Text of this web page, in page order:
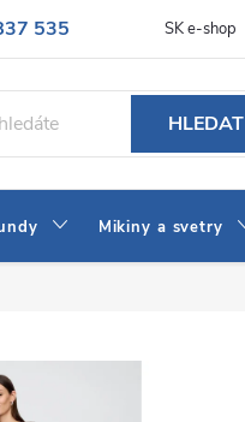
535
shop.cz
Naše prodejna Blog
SK e-shop
HLEDAT
Mikiny a svetry